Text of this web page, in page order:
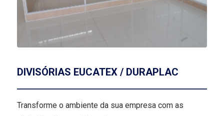
DIVISÓRIAS EUCATEX / DURAPLAC
Transforme o ambiente da sua empresa com as